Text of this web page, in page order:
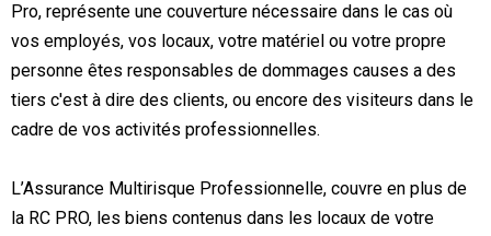
Pro, représente une couverture nécessaire dans le cas où
vos employés, vos locaux, votre matériel ou votre propre
personne êtes responsables de dommages causes a des
tiers c'est à dire des clients, ou encore des visiteurs dans le
cadre de vos activités professionnelles.
L’Assurance Multirisque Professionnelle, couvre en plus de
la RC PRO, les biens contenus dans les locaux de votre